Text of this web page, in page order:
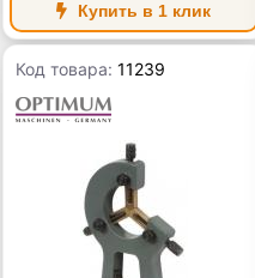
Купить в 1 клик
Код товара:11239